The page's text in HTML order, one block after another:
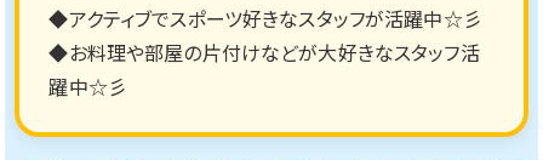
◆アクティブでスポーツ好きなスタッフが活躍中☆彡
◆お料理や部屋の片付けなどが大好きなスタッフ活
躍中☆彡